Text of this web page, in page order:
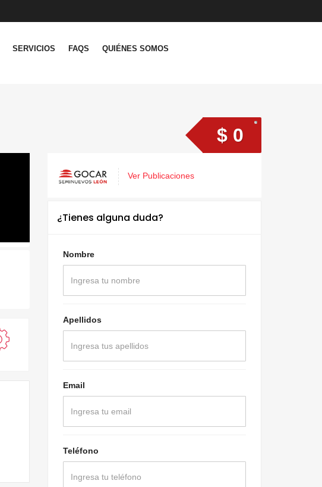
SERVICIOS FAQS QUIÉNES SOMOS
$ 0
Ver Publicaciones
¿Tienes alguna duda?
Nombre
Apellidos
Email
Teléfono